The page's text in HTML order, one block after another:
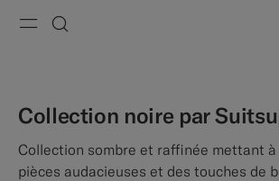
Collection noire par
Collection sombre et raffinée mettant
pièces audacieuses et des touches de